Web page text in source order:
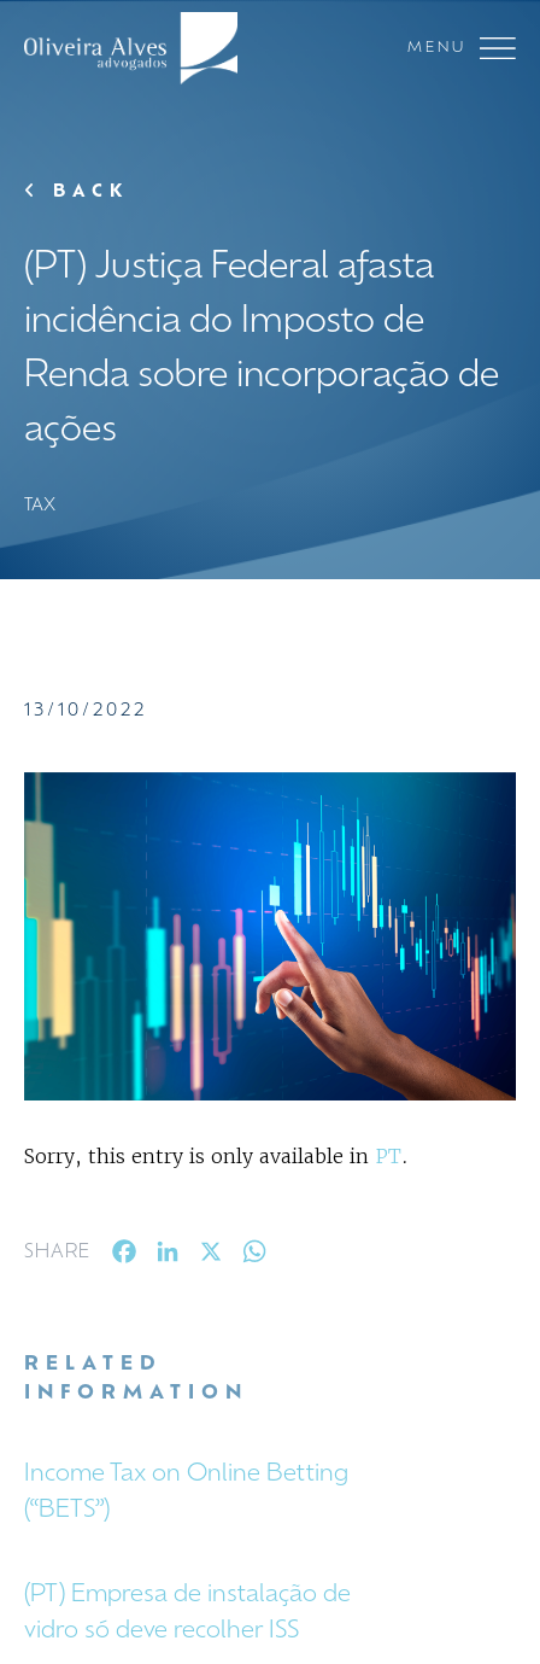
MENU
BACK
(PT) Justiça Federal afasta
incidência do Imposto de
Renda sobre incorporação de
ações
TAX
13/10/2022
Sorry, this entry is only available in PT.
SHARE FacebookLinkedIn
RELATED
INFORMATION
Income Tax on Online Betting
(“BETS”)
(PT) Empresa de instalação de
vidro só deve recolher ISS